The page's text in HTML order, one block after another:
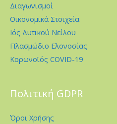
Διαγωνισμοί
Οικονομικά Στοιχεία
Ιός Δυτικού Νείλου
Πλασμώδιο Ελονοσίας
Κορωνοϊός COVID-19
Πολιτική GDPR
Όροι Χρήσης